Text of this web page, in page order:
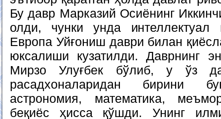
Бу давр Марказий Осиёнинг
олди, чунки унда интеллектуал
Европа Уйғониш даври билан
юксалиши кузатилди. Даврнинг
Мирзо Улуғбек бўлиб, у ўз
расадхоналаридан бирини
астрономия, математика,
беқиёс ҳисса қўшди. Унинг